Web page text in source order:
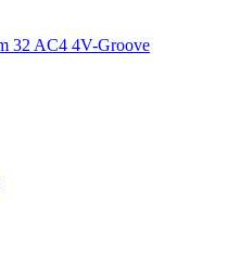
32 AC4 4V-Groove